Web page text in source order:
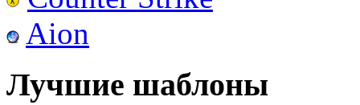
Aion
Лучшие шаблоны